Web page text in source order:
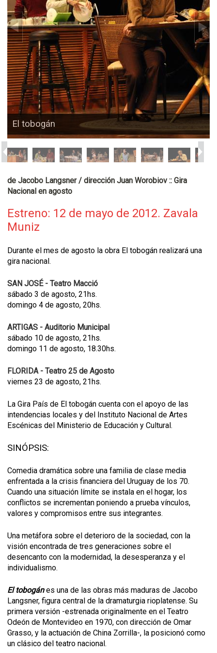
El tobogán
de Jacobo Langsner / dirección Juan Worobiov :: Gira
Nacional en agosto
Estreno: 12 de mayo de 2012. Zavala
Muniz
Durante el mes de agosto la obra El tobogán realizará una
gira nacional.
SAN JOSÉ - Teatro Macció
sábado 3 de agosto, 21hs.
domingo 4 de agosto, 20hs.
ARTIGAS - Auditorio Municipal
sábado 10 de agosto, 21hs.
domingo 11 de agosto, 18.30hs.
FLORIDA - Teatro 25 de Agosto
viernes 23 de agosto, 21hs.
La Gira País de El tobogán cuenta con el apoyo de las
intendencias locales y del Instituto Nacional de Artes
Escénicas del Ministerio de Educación y Cultural.
SINÓPSIS:
Comedia dramática sobre una familia de clase media
enfrentada a la crisis financiera del Uruguay de los 70.
Cuando una situación límite se instala en el hogar, los
conflictos se incrementan poniendo a prueba vínculos,
valores y compromisos entre sus integrantes.
Una metáfora sobre el deterioro de la sociedad, con la
visión encontrada de tres generaciones sobre el
desencanto con la modernidad, la desesperanza y el
individualismo.
El tobogánes una de las obras más maduras de Jacobo
Langsner, figura central de la dramaturgia rioplatense. Su
primera versión -estrenada originalmente en el Teatro
Odeón de Montevideo en 1970, con dirección de Omar
Grasso, y la actuación de China Zorrilla-, la posicionó como
un clásico del teatro nacional.